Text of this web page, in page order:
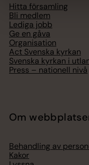
Hitta församling
Bli medlem
Lediga jobb
Ge en gåva
Organisation
Act Svenska kyrkan
Svenska kyrkan i
Press – nationell nivå
Om
Behandling av
Kakor